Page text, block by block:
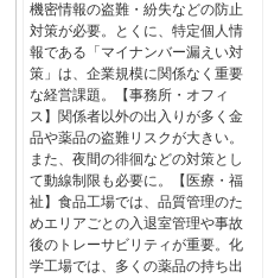
機密情報の盗難・紛失などの防止
対策が必要。とくに、特定個人情
報である「マイナンバー漏えい対
策」は、企業規模に関係なく重要
な経営課題。【事務所・オフィ
ス】関係者以外の出入りが多く金
品や薬品の盗難リスクが大きい。
また、夜間の徘徊などの対策とし
て動線制限も必要に。【医療・福
祉】食品工場では、品質管理のた
めエリアごとの入退室管理や事故
後のトレーサビリティが重要。化
学工場では、多くの薬品の持ち出